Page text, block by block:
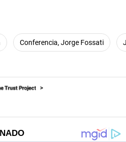
Conferencia, Jorge Fossati